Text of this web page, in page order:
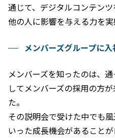
通じて、デジタルコンテン
他の人に影響を与える力を実
メンバーズグループに
メンバーズを知ったのは、
してメンバーズの採用の方
た。
その説明会で受けた中でも
いった成長機会があること